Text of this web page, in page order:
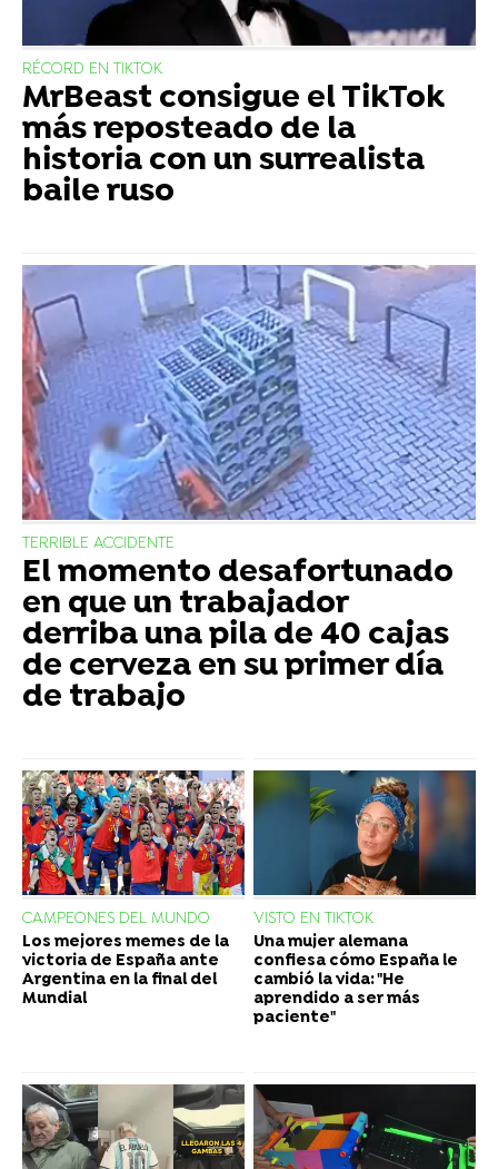
RÉCORD EN TIKTOK
MrBeast consigue el TikTok
más reposteado de la
historia con un surrealista
baile ruso
TERRIBLE ACCIDENTE
El momento desafortunado
en que un trabajador
derriba una pila de 40 cajas
de cerveza en su primer día
de trabajo
CAMPEONES DEL MUNDO
Los mejores memes de la
victoria de España ante
Argentina en la final del
Mundial
VISTO EN TIKTOK
Una mujer alemana
confiesa cómo España le
cambió la vida: "He
aprendido a ser más
paciente"